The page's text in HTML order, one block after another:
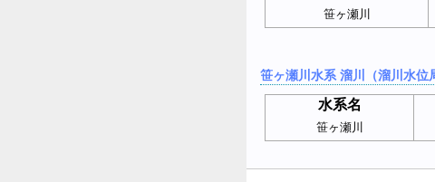
笹ヶ瀬川
笹ヶ瀬川水系 溜川（溜川水位
水系名
笹ヶ瀬川